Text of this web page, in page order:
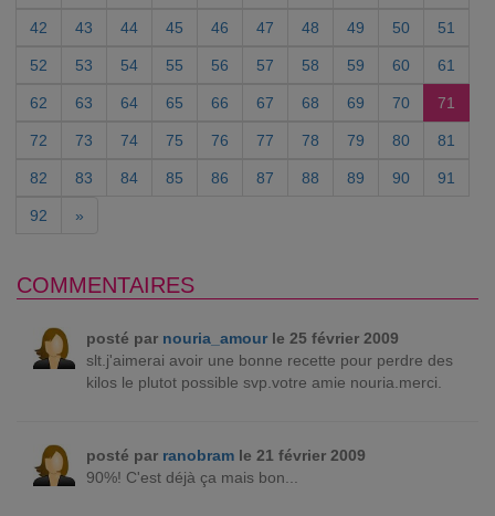
42 43 44 45 46 47 48 49 50 51
52 53 54 55 56 57 58 59 60 61
62 63 64 65 66 67 68 69 70 71
72 73 74 75 76 77 78 79 80 81
82 83 84 85 86 87 88 89 90 91
92 »
COMMENTAIRES
posté par nouria_amourle 25 février 2009
slt.j'aimerai avoir une bonne recette pour perdre des
kilos le plutot possible svp.votre amie nouria.merci.
posté par ranobramle 21 février 2009
90%! C'est déjà ça mais bon...